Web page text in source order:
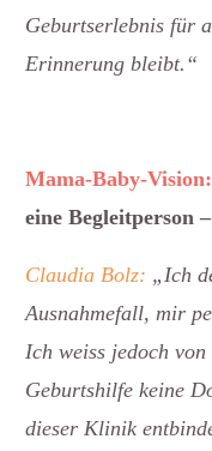
Geburtserlebnis für
Erinnerung bleibt.“
Mama-Baby-Vision:
eine Begleitperson
Claudia Bolz: „Ich
Ausnahmefall, mir
Ich weiss jedoch
Geburtshilfe keine
dieser Klinik